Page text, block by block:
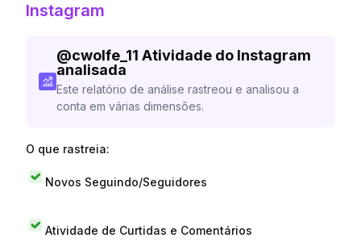
Instagram
@cwolfe_11 Atividade do Instagram
analisada
Este relatório de análise rastreou e analisou a
conta em várias dimensões.
O que rastreia:
Novos Seguindo/Seguidores
Atividade de Curtidas e Comentários